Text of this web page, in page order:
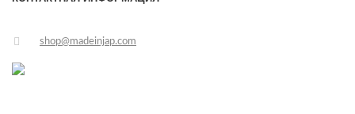
shop@madeinjap.com